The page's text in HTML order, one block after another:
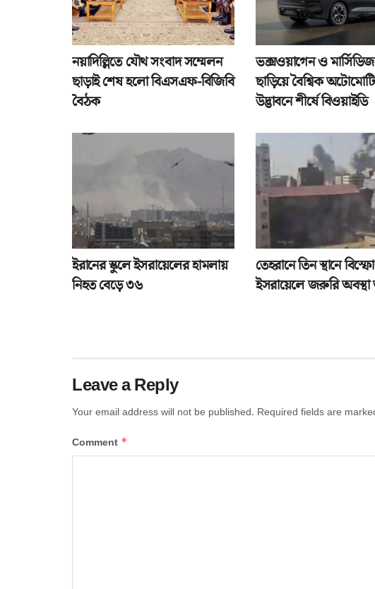
নয়াদিল্লিতে যৌথ সংবাদ সম্মেলন
ছাড়াই শেষ হলো বিএসএফ-বিজিবি
বৈঠক
ভক্সওয়াগেন ও
ছাড়িয়ে বৈশ্বিক
উদ্ভাবনে শীর্ষে বিওয়াইডি
ইরানের স্কুলে ইসরায়েলের হামলায়
নিহত বেড়ে ৩৬
তেহরানে তিন স্থানে
ইসরায়েলে জরুরি অবস্থা
Leave a Reply
Your email address will not be published. Required fields are
Comment *